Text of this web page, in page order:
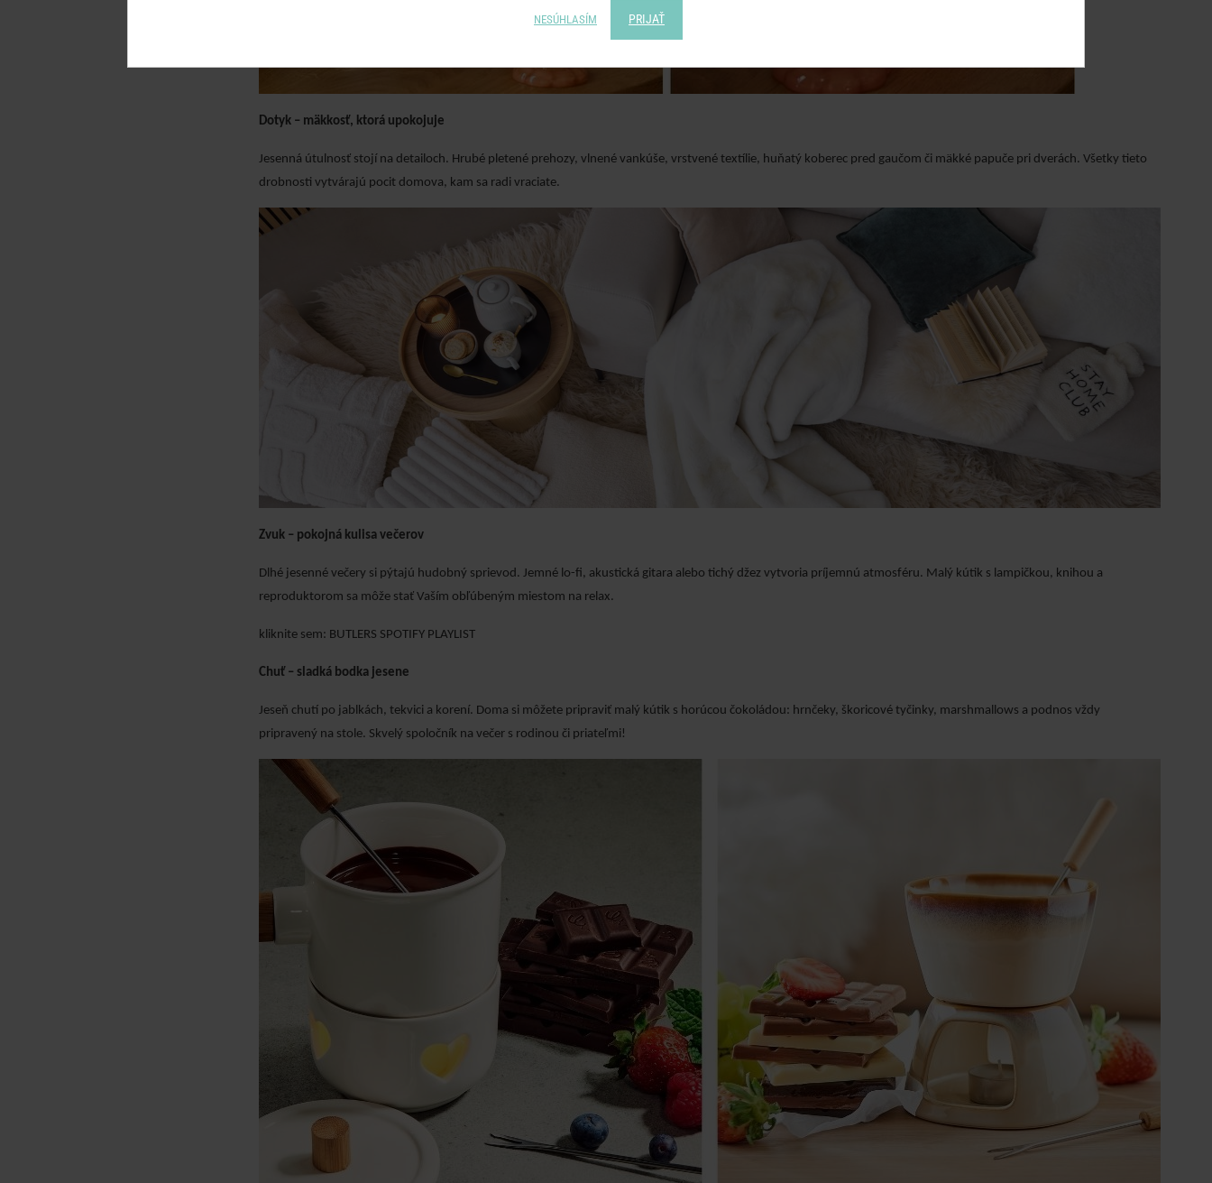
Dotyk – mäkkosť, ktorá upokojuje
Jesenná útulnosť stojí na detailoch. Hrubé pletené prehozy, vlnené vankúše, vrstvené textílie, huňatý koberec pred gaučom či mäkké papuče pri dverách. Všetky tieto
drobnosti vytvárajú pocit domova, kam sa radi vraciate.
Zvuk – pokojná kulisa večerov
Dlhé jesenné večery si pýtajú hudobný sprievod. Jemné lo-fi, akustická gitara alebo tichý džez vytvoria príjemnú atmosféru. Malý kútik s lampičkou, knihou a
reproduktorom sa môže stať Vaším obľúbeným miestom na relax.
kliknite sem: BUTLERS SPOTIFY PLAYLIST
Chuť – sladká bodka jesene
Jeseň chutí po jablkách, tekvici a korení. Doma si môžete pripraviť malý kútik s horúcou čokoládou: hrnčeky, škoricové tyčinky, marshmallows a podnos vždy
pripravený na stole. Skvelý spoločník na večer s rodinou či priateľmi!
NESÚHLASÍM PRIJAŤ